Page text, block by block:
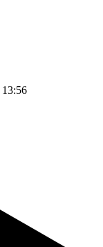
13:56